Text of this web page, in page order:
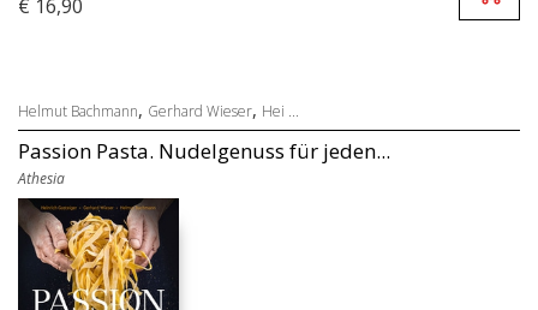
€ 16,90
Helmut Bachmann, Gerhard Wieser, Hei ...
Passion Pasta. Nudelgenuss für jeden...
Athesia